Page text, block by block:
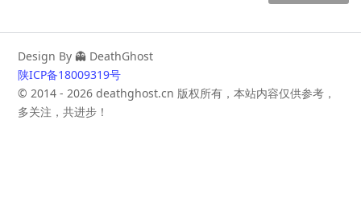
Design By 👻 DeathGhost
陕ICP备18009319号
©️ 2014 - 2026 deathghost.cn 版权所有，本站内容仅供参考，
多关注，共进步！